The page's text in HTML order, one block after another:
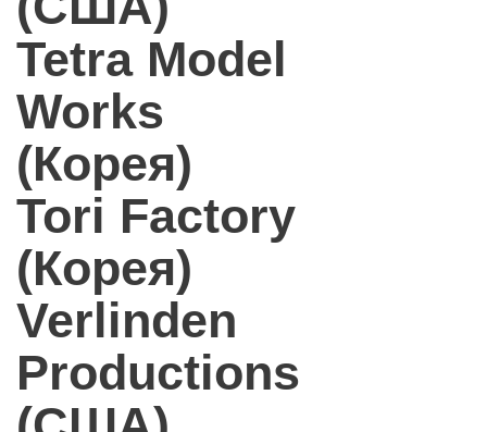
Tetra Model
Works
(Корея)
Tori Factory
(Корея)
Verlinden
Productions